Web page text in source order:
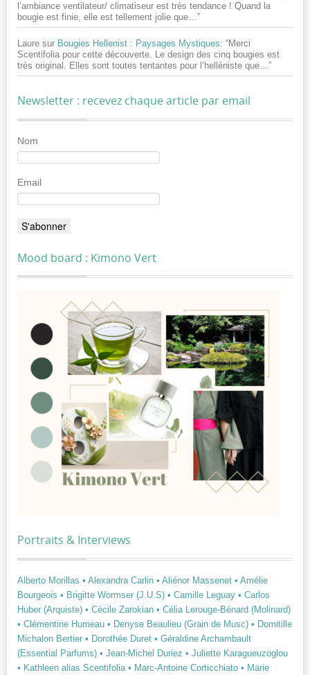
l’ambiance ventilateur/ climatiseur est très tendance ! Quand la
bougie est finie, elle est tellement jolie que…”
Laure sur Bougies Hellenist : Paysages Mystiques: “Merci
Scentifolia pour cette découverte. Le design des cinq bougies est
très original. Elles sont toutes tentantes pour l’helléniste que…”
Newsletter : recevez chaque article par email
Nom
Email
Mood board : Kimono Vert
Portraits & Interviews
Alberto Morillas • Alexandra Carlin • Aliénor Massenet • Amélie
Bourgeois • Brigitte Wormser (J.U.S) • Camille Leguay • Carlos
Huber (Arquiste) • Cécile Zarokian • Célia Lerouge-Bénard (Molinard)
• Clémentine Humeau • Denyse Beaulieu (Grain de Musc) • Domitille
Michalon Bertier • Dorothée Duret • Géraldine Archambault
(Essential Parfums) • Jean-Michel Duriez • Juliette Karagueuzoglou
• Kathleen alias Scentifolia • Marc-Antoine Corticchiato • Marie